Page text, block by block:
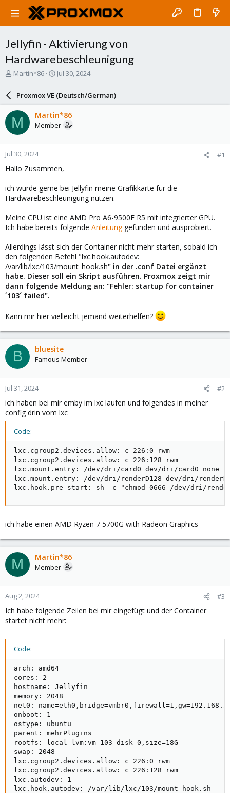
Jellyfin - Aktivierung von
Hardwarebeschleunigung
T
a
d
s
t
a
r
t
e
Martin*86
S
a
r
d
a
e
Jul 30, 2024
Proxmox VE (Deutsch/German)
M Martin*86
Member
Jul 30, 2024 #1
Hallo Zusammen,
ich würde gerne bei Jellyfin meine Grafikkarte für die
Hardwarebeschleunigung nutzen.
Meine CPU ist eine AMD Pro A6-9500E R5 mit integrierter GPU.
Ich habe bereits folgende Anleitung gefunden und ausprobiert.
Allerdings lässt sich der Container nicht mehr starten, sobald ich
den folgenden Befehl "lxc.hook.autodev:
/var/lib/lxc/103/mount_hook.sh" in der .conf Datei ergänzt
habe. Dieser soll ein Skript ausführen. Proxmox zeigt mir
dann folgende Meldung an: "Fehler: startup for container
´103´ failed".
Kann mir hier vielleicht jemand weiterhelfen?
B bluesite
Famous Member
Jul 31, 2024 #2
ich haben bei mir emby im lxc laufen und folgendes in meiner
config drin vom lxc
Code:
lxc.cgroup2.devices.allow: c 226:0 rwm
lxc.cgroup2.devices.allow: c 226:128 rwm
lxc.mount.entry: /dev/dri/card0 dev/dri/card0 none
lxc.mount.entry: /dev/dri/renderD128 dev/dri/
lxc.hook.pre-start: sh -c "chmod 0666 /dev/dri/
ich habe einen AMD Ryzen 7 5700G with Radeon Graphics
M Martin*86
Member
Aug 2, 2024 #3
Ich habe folgende Zeilen bei mir eingefügt und der Container
startet nicht mehr:
Code:
arch: amd64
cores: 2
hostname: Jellyfin
memory: 2048
net0:
onboot: 1
ostype: ubuntu
parent: mehrPlugins
rootfs: local-lvm:vm-103-disk-0,size=18G
swap: 2048
lxc.cgroup2.devices.allow: c 226:0 rwm
lxc.cgroup2.devices.allow: c 226:128 rwm
lxc.autodev: 1
lxc.hook.autodev: /var/lib/lxc/103/mount_hook.sh